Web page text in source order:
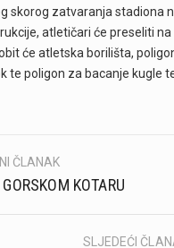
skorog zatvaranja stadiona
atletičari će preseliti na
će atletska borilišta,
te poligon za bacanje kugle
ČLANAK
KOTARU
SLJEDEĆI